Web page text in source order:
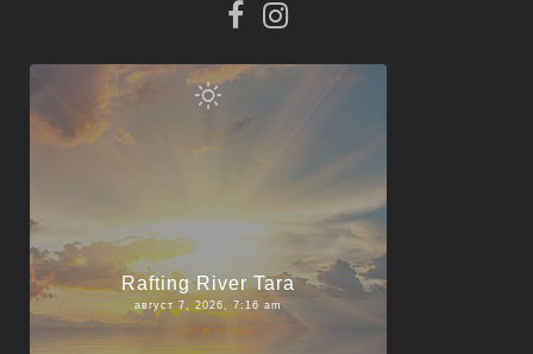
Rafting River Tara
август 7, 2026, 7:16 am